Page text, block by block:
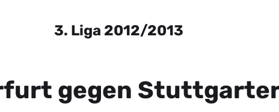
3. Liga 2012/2013
gegen